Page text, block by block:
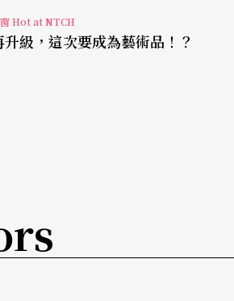
創造表演藝術生態圈中不可或
提供表演藝術產業創造力的動
創新、重視個人經驗、創造循
線上、線下匯流的「打開場
分享、對話的第一步，讓內容
個人可以走進來。近年，非典
Hot at NTCH
升級，這次要成為藝術品！？